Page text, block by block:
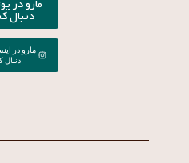
مارو در
دنبال
مارو در
دنبال